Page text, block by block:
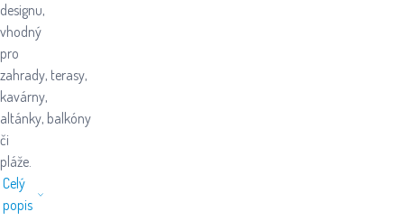
designu,
vhodný
pro
zahrady, terasy,
kavárny,
altánky, balkóny
či
pláže.
Celý
popis